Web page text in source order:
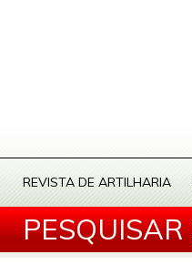
REVISTA DE ARTILHARIA
PESQUISAR